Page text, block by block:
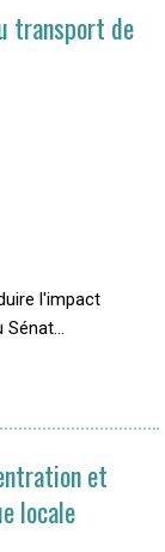
transport de
l'impact
et
locale